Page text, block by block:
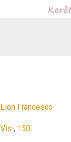
Lion Francesco
Visi, 150